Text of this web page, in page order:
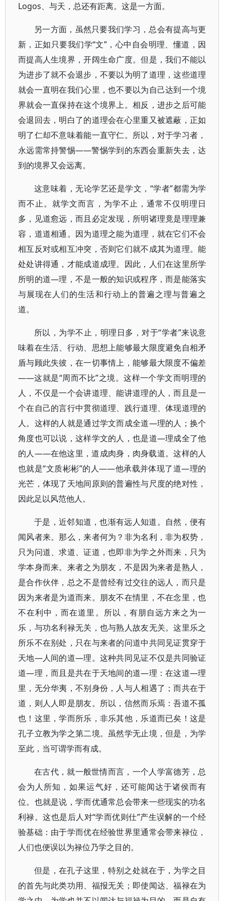
Logos、与天，总还有距离。这是一方面。
另一方面，虽然只要我们学习，总会有提高与更
新，正如只要我们学“文”，心中自会明理、懂道，因
而提高人生境界，开阔生命广度。但是，我们不能以
为进步了就不会退步，不要以为明了道理，这些道理
就会一直明在我们心里，也不要以为自己达到一个境
界就会一直保持在这个境界上。相反，进步之后可能
会退回去，明白了的道理会在心里重又被遮蔽，正如
明了仁却不意味着能一直守仁。所以，对于学习者，
永远需常持警惕——警惕学到的东西会重新失去，达
到的境界又会远离。
这意味着，无论学艺还是学文，“学者”都需为学
而不止。就学文而言，为学不止，通常不仅明理日
多，见道愈远，而且必定发现，所明诸理竟是理理兼
容，道道相通。因为道理之能为道理，就在它们不会
相互反对或相互冲突，否则它们就不成其为道理。能
处处讲得通，才能成道成理。因此，人们在这里所学
所明的道—理，不是一般的知识或程序，而是能落实
与展现在人们的生活和行动上的普遍之理与普遍之
道。
所以，为学不止，明理日多，对于“学者”来说意
味着在生活、行动、思想上能够最大限度避免自相矛
盾与顾此失彼，在一切事情上，能够最大限度不偏差
——这就是“周而不比”之境。这样一个学文而明理的
人，不仅是一个会讲道理、能讲道理的人，而且是一
个在自己的言行中贯彻道理、践行道理、体现道理的
人。这样的人就是通过学文而成全道—理的人；换个
角度也可以说，这样学文的人，也是道—理成全了他
的人——在他这里，道成肉身，肉身载道。这样的人
也就是“文质彬彬”的人——他承载并体现了道—理的
光芒，体现了天地间原则的普遍性与尺度的绝对性，
因此足以风范他人。
于是，近邻知道，也渐有远人知道。自然，便有
闻风者来。那么，来者何为？非为名利，非为权势，
只为问道、求道、证道，也即非为学之外而来，只为
学本身而来。来者之为朋友，不是因为来者是熟人，
是合作伙伴，总之不是曾经有过交往的远人，而只是
因为来者是为道而来。朋友不在情里，不在念里，也
不在利中，而在道里。所以，有朋自远方来之为一
乐，与功名利禄无关，也与熟人故友无关。这里乐之
所乐不在别处，只在与来者的问道中共同见证贯穿于
天地—人间的道—理。这种共同见证不仅是共同验证
道—理，而且是共在于天地间的道—理：在这道—理
里，无分华夷，不别身份，人与人相遇了；而共在于
道，则人人即是朋友。所以，信然而乐焉：吾道不孤
也！这里，学而所乐，非乐其他，乐道而已矣！这是
孔子立教为学之第二境。虽然学无止境，但是，为学
至此，当可谓学而有成。
在古代，就一般世情而言，一个人学富德芳，总
会为人所知，如果运气好，还可能闻达于诸侯而有
位。也就是说，学而优通常总会带来一些现实的功名
利禄。这也是后人对“学而优则仕”产生误解的一个经
验基础：由于学而优在经验世界里通常会带来禄位，
人们也便误以为禄位乃学之目的。
但是，在孔子这里，特别之处就在于，为学之目
的首先与此类功用、福报无关；即使闻达、福禄在为